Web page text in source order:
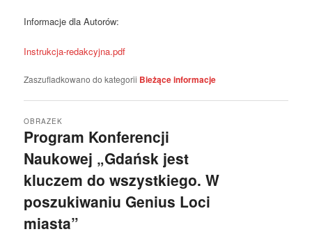
Informacje dla Autorów:
Instrukcja-redakcyjna.pdf
Zaszufladkowano do kategorii Bieżące informacje
Program Konferencji
Naukowej „Gdańsk jest
kluczem do wszystkiego. W
poszukiwaniu Genius Loci
miasta”
OBRAZEK